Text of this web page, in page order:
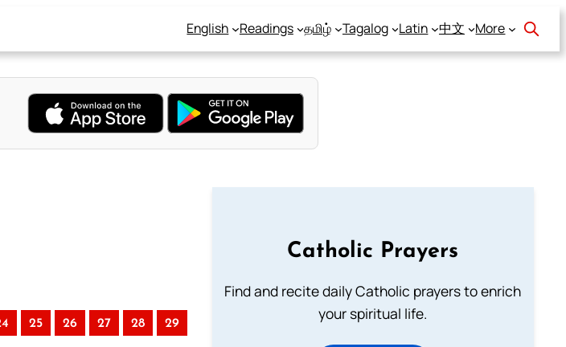
English Readings தமிழ் Tagalog Latin 中文 More
25 26 27 28 29
Catholic Prayers
Find and recite daily Catholic prayers to enrich
your spiritual life.